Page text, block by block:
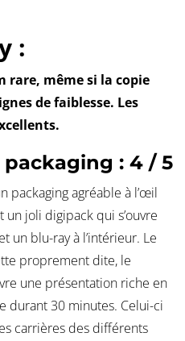
:
rare, même si la copie
de faiblesse. Les
: 4 / 5
packaging agréable à l’œil
joli digipack qui s’ouvre
un blu-ray à l’intérieur. Le
proprement dite, le
une présentation riche en
durant 30 minutes. Celui-ci
carrières des différents